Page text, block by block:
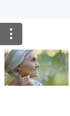
Ratgeber
Krankheiten &
GESUND IM ALTER